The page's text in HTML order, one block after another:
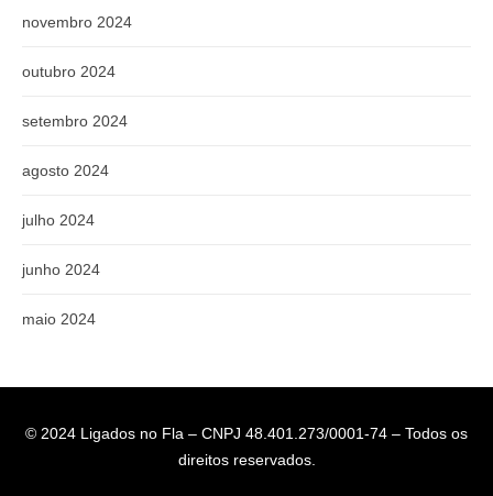
novembro 2024
outubro 2024
setembro 2024
agosto 2024
julho 2024
junho 2024
maio 2024
© 2024 Ligados no Fla – CNPJ 48.401.273/0001-74 – Todos os
direitos reservados.